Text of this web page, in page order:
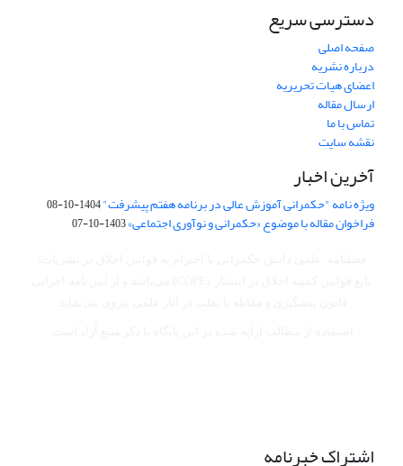
دسترسی سریع
صفحه اصلی
درباره نشریه
اعضای هیات تحریریه
ارسال مقاله
تماس با ما
نقشه سایت
آخرین اخبار
ویژه نامه "حکمرانی آموزش عالی در برنامه هفتم پیشرفت"1404-10-08
فراخوان مقاله با موضوع «حکمرانی و نوآوری اجتماعی»1403-10-07
اشتراک خبرنامه